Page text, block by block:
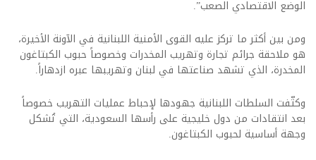
الوضع الاقتصادي الصعب”.
ومن بين أكثر ما تركز عليه القوى الأمنية اللبنانية في الآونة الأخيرة،
هو ملاحقة جرائم تجارة وتهريب المخدرات وخصوصاً حبوب الكبتاغون
المخدرة، الذي تشهد صناعتها في لبنان وتهريبها عبره ازدهاراً.
وكثّفت السلطات اللبنانية جهودها لإحباط عمليات التهريب خصوصاً
بعد انتقادات من دول خليجية على رأسها السعودية، التي تُشكل
وجهة أساسية لحبوب الكبتاغون.